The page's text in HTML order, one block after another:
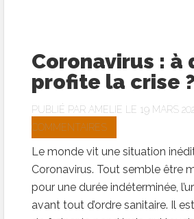
Coronavirus : à
profite la crise ?
PUBLIÉ PAR AMELIE LE 19 MARS
COMMENTAIRES
Le monde vit une situation
Coronavirus. Tout semble être
pour une durée indéterminée,
avant tout d’ordre sanitaire. Il